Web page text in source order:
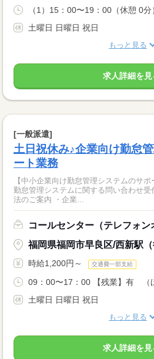
（1）15：00〜19：00（休憩 0
土曜日 日曜日 祝日
もっと見る
求人詳細を見
[一般派遣]
土日祝休み♪企業向け勤怠
ート業務
【中小企業向け勤怠管理システムのサ
勤怠管理システムに関する問い合わせ
法のご案内 ・企業...
コールセンター（テレフォン
福岡県福岡市早良区/西新駅（
時給1,200円～ 交通費一部支給
09：00〜17：00 【残業】有 （
土曜日 日曜日 祝日
もっと見る
求人詳細を見